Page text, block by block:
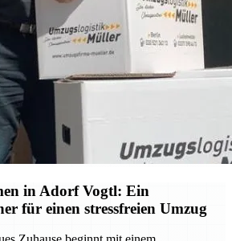
in Adorf Vogtl: Ein
für einen stressfreien Umzug